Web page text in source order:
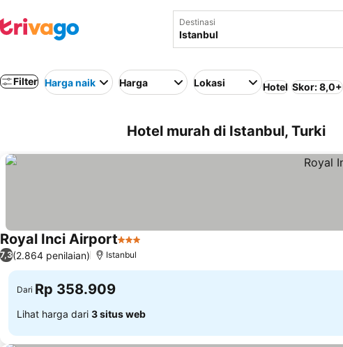
Destinasi
Filter Harga naik Harga Lokasi Hotel Skor: 8,0+
Hotel murah di Istanbul, Turki
Royal Inci Airport3 Bintang
7,3(2.864 penilaian) Istanbul
Dari Rp 358.909
Lihat harga dari 3 situs web